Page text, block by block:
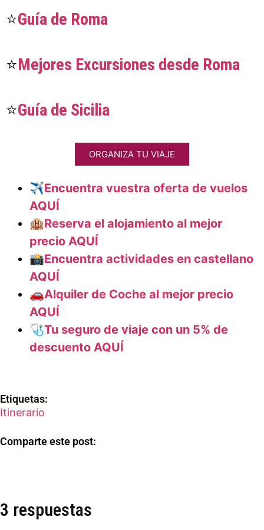
⭐Guía de Roma
⭐Mejores Excursiones desde Roma
⭐Guía de Sicilia
ORGANIZA TU VIAJE
✈️Encuentra vuestra oferta de vuelos
AQUÍ
🏨Reserva el alojamiento al mejor
precio AQUÍ
📸Encuentra actividades en castellano
AQUÍ
🚗Alquiler de Coche al mejor precio
AQUÍ
🩺Tu seguro de viaje con un 5% de
descuento AQUÍ
Etiquetas:
Itinerario
Comparte este post:
3 respuestas